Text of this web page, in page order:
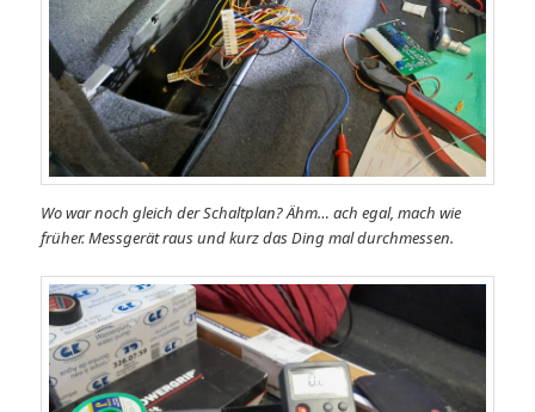
Wo war noch gleich der Schaltplan? Ähm… ach egal, mach wie
früher. Messgerät raus und kurz das Ding mal durchmessen.